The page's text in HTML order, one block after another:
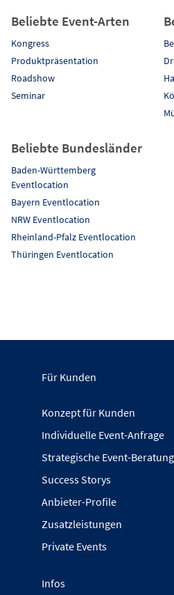
Beliebte Event-Arten
Kongress
Produktpräsentation
Roadshow
Seminar
Beliebte Bundesländer
Baden-Württemberg
Eventlocation
Bayern Eventlocation
NRW Eventlocation
Rheinland-Pfalz Eventlocation
Thüringen Eventlocation
Für Kunden
Konzept für Kunden
Individuelle Event-Anfrage
Strategische Event-Beratung
Success Storys
Anbieter-Profile
Zusatzleistungen
Private Events
Infos